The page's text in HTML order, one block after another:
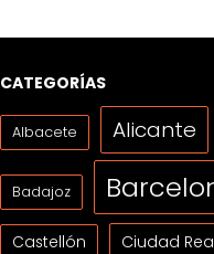
CATEGORÍAS
Albacete Alicante
Badajoz
Castellón Ciudad